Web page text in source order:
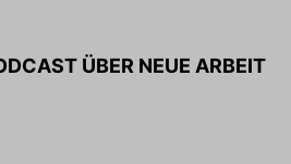
ÜBER NEUE ARBEIT